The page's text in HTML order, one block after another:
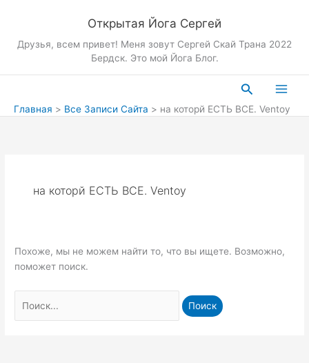
Открытая Йога Сергей
Друзья, всем привет! Меня зовут Сергей Скай Трана 2022
Бердск. Это мой Йога Блог.
Поиск
Главная Все Записи Сайта на которй ЕСТЬ ВСЕ. Ventoy
на которй ЕСТЬ ВСЕ. Ventoy
Похоже, мы не можем найти то, что вы ищете. Возможно,
поможет поиск.